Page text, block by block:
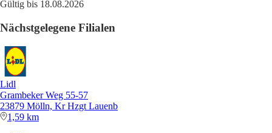
Gültig bis 18.08.2026
Nächstgelegene Filialen
Lidl
Grambeker Weg 55-57
23879 Mölln, Kr Hzgt Lauenb
1,59 km